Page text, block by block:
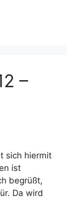
–
sich hiermit
ist
begrüßt,
Da wird